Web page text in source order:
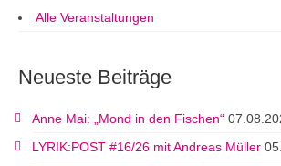
Alle Veranstaltungen
Neueste Beiträge
Anne Mai: „Mond in den Fischen“
LYRIK:POST #16/26 mit Andreas Müller